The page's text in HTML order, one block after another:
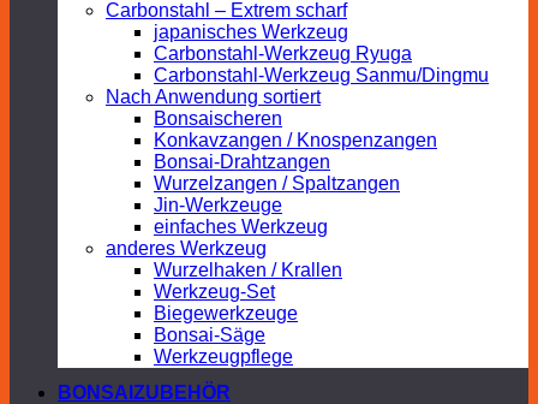
Carbonstahl – Extrem scharf
japanisches Werkzeug
Carbonstahl-Werkzeug Ryuga
Carbonstahl-Werkzeug Sanmu/Dingmu
Nach Anwendung sortiert
Bonsaischeren
Konkavzangen / Knospenzangen
Bonsai-Drahtzangen
Wurzelzangen / Spaltzangen
Jin-Werkzeuge
einfaches Werkzeug
anderes Werkzeug
Wurzelhaken / Krallen
Werkzeug-Set
Biegewerkzeuge
Bonsai-Säge
Werkzeugpflege
BONSAIZUBEHÖR